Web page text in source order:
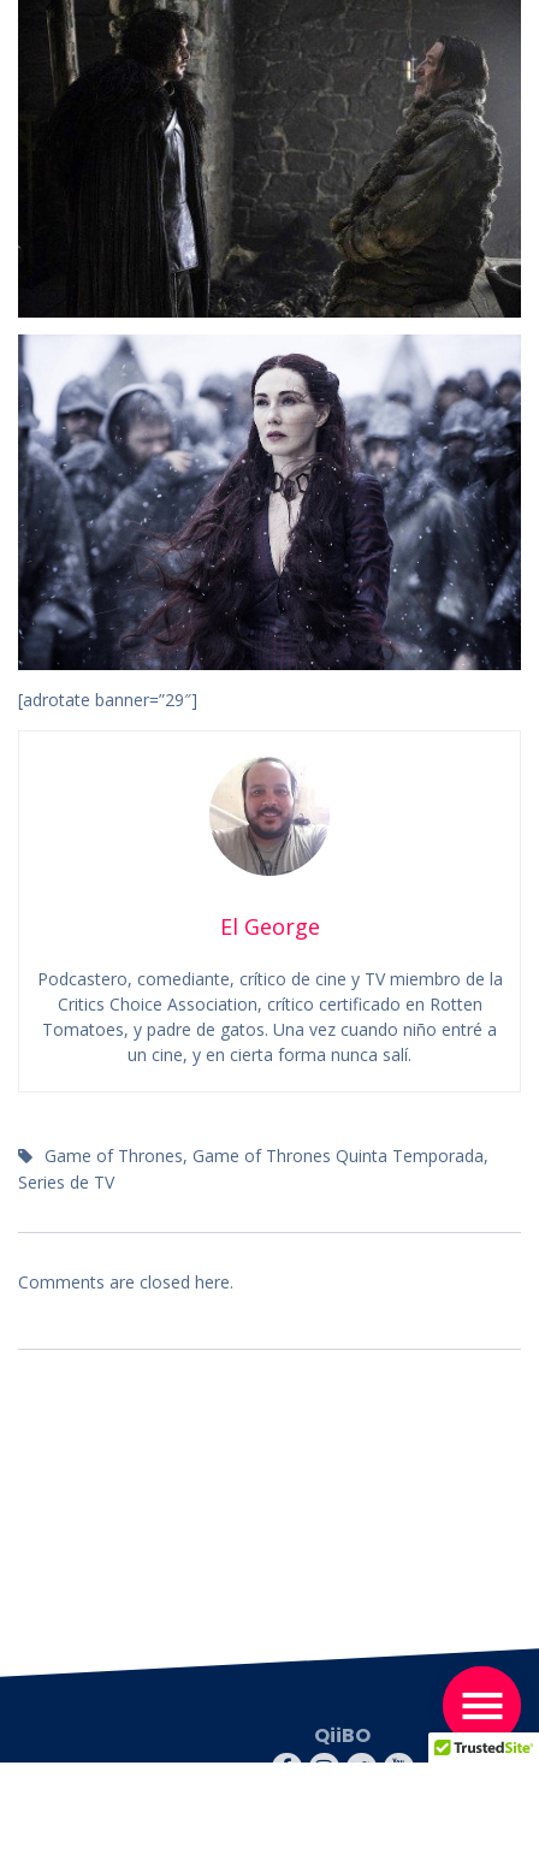
[adrotate banner=”29″]
El George
Podcastero, comediante, crítico de cine y TV miembro de la
Critics Choice Association, crítico certificado en Rotten
Tomatoes, y padre de gatos. Una vez cuando niño entré a
un cine, y en cierta forma nunca salí.
Game of Thrones, Game of Thrones Quinta Temporada,
Series de TV
Comments are closed here.
QiiBO